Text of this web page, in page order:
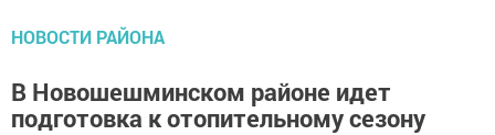
НОВОСТИ РАЙОНА
В Новошешминском районе идет
подготовка к отопительному сезону